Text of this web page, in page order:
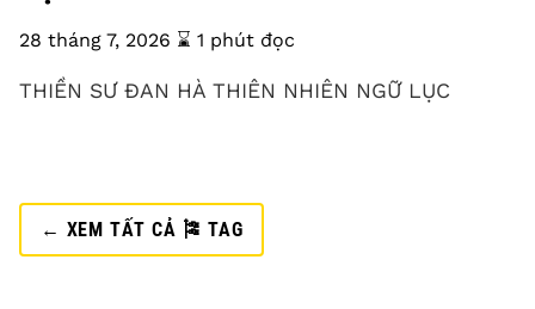
28 tháng 7, 2026 ⌛️ 1 phút đọc
THIỀN SƯ ĐAN HÀ THIÊN NHIÊN NGỮ LỤC
← XEM TẤT CẢ 🎏 TAG